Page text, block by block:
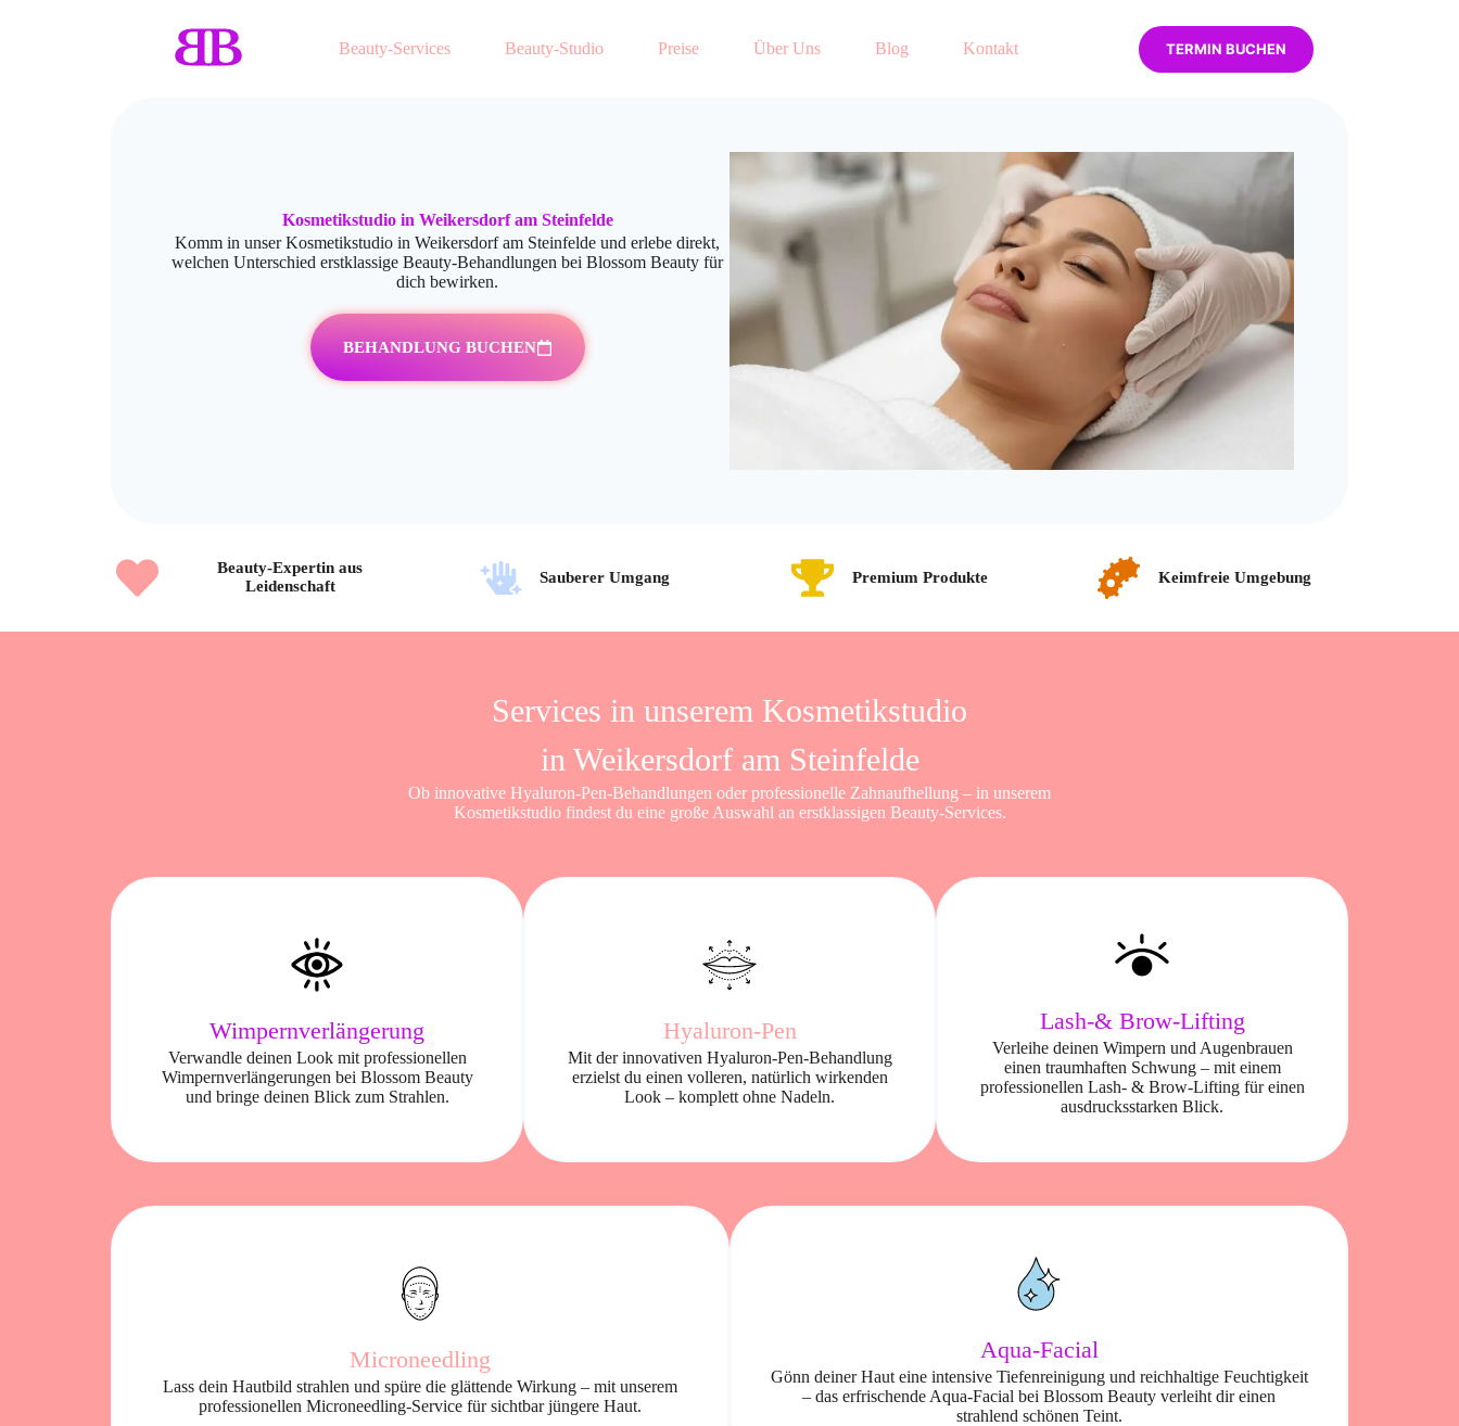
Beauty-Services Beauty-Studio Preise Über Uns Blog Kontakt TERMIN BUCHEN
Kosmetikstudio in Weikersdorf am Steinfelde
Komm in unser Kosmetikstudio in Weikersdorf am Steinfelde und erlebe direkt,
welchen Unterschied erstklassige Beauty-Behandlungen bei Blossom Beauty für
dich bewirken.
BEHANDLUNG BUCHEN
Beauty-Expertin aus
Leidenschaft
Sauberer Umgang Premium Produkte Keimfreie Umgebung
Services in unserem Kosmetikstudio
in Weikersdorf am Steinfelde
Ob innovative Hyaluron-Pen-Behandlungen oder professionelle Zahnaufhellung – in unserem
Kosmetikstudio findest du eine große Auswahl an erstklassigen Beauty-Services.
Wimpernverlängerung
Verwandle deinen Look mit professionellen
Wimpernverlängerungen bei Blossom Beauty
und bringe deinen Blick zum Strahlen.
Hyaluron-Pen
Mit der innovativen Hyaluron-Pen-Behandlung
erzielst du einen volleren, natürlich wirkenden
Look – komplett ohne Nadeln.
Lash-& Brow-Lifting
Verleihe deinen Wimpern und Augenbrauen
einen traumhaften Schwung – mit einem
professionellen Lash- & Brow-Lifting für einen
ausdrucksstarken Blick.
Microneedling
Lass dein Hautbild strahlen und spüre die glättende Wirkung – mit unserem
professionellen Microneedling-Service für sichtbar jüngere Haut.
Aqua-Facial
Gönn deiner Haut eine intensive Tiefenreinigung und reichhaltige Feuchtigkeit
– das erfrischende Aqua-Facial bei Blossom Beauty verleiht dir einen
strahlend schönen Teint.